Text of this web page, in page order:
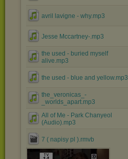
avril lavigne - why.mp3
Jesse Mccartney-.mp3
the used - buried myself
alive.mp3
the used - blue and yellow.mp3
the_veronicas_-
_worlds_apart.mp3
All of Me - Park Chanyeol
(Audio).mp3
7 ( napisy pl ).rmvb